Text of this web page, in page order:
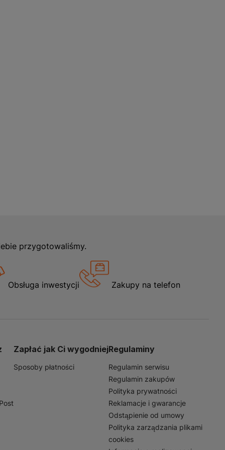
przygotowaliśmy.
Obsługa inwestycji Zakupy na telefon
Zapłać jak Ci wygodniej
Sposoby płatności
Regulaminy
Regulamin serwisu
Regulamin zakupów
Polityka prywatności
Reklamacje i gwarancje
Odstąpienie od umowy
Polityka zarządzania plikami
cookies